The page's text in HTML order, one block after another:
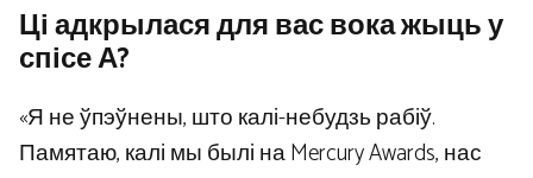
Ці адкрылася для вас вока жыць у
спісе А?
«Я не ўпэўнены, што калі-небудзь рабіў.
Памятаю, калі мы былі на Mercury Awards, нас